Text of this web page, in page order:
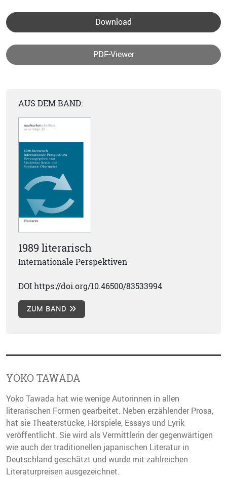
Download
PDF-Viewer
AUS DEM BAND:
1989 literarisch
Internationale Perspektiven
DOI https://doi.org/10.46500/83533994
ZUM BAND
YOKO TAWADA
Yoko Tawada hat wie wenige Autorinnen in allen
literarischen Formen gearbeitet. Neben erzählender Prosa,
hat sie Theaterstücke, Hörspiele, Essays und Lyrik
veröffentlicht. Sie wird als Vermittlerin der gegenwärtigen
wie auch der traditionellen japanischen Literatur in
Deutschland geschätzt und wurde mit zahlreichen
Literaturpreisen ausgezeichnet.